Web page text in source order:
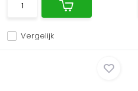
Vergelijk